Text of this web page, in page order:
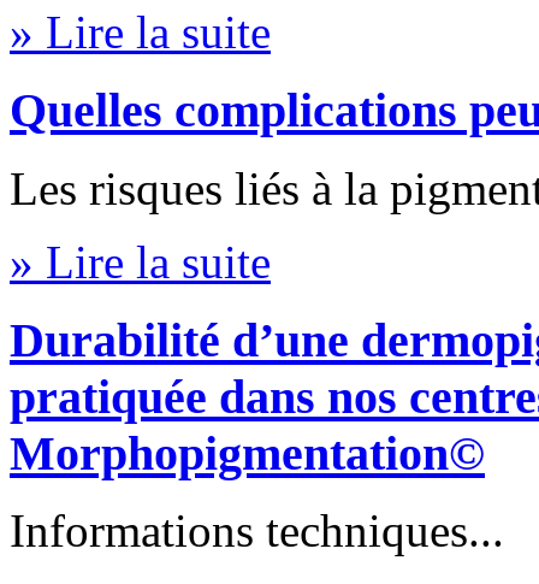
» Lire la suite
Quelles complications
Les risques liés à la
» Lire la suite
Durabilité d’une
pratiquée dans nos
Morphopigmentation©
Informations techniques...